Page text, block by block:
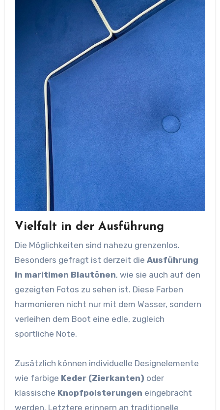
Vielfalt in der Ausführung
Die Möglichkeiten sind nahezu grenzenlos.
Besonders gefragt ist derzeit die Ausführung
in maritimen Blautönen, wie sie auch auf den
gezeigten Fotos zu sehen ist. Diese Farben
harmonieren nicht nur mit dem Wasser, sondern
verleihen dem Boot eine edle, zugleich
sportliche Note.
Zusätzlich können individuelle Designelemente
wie farbige Keder (Zierkanten) oder
klassische Knopfpolsterungen eingebracht
werden. Letztere erinnern an traditionelle